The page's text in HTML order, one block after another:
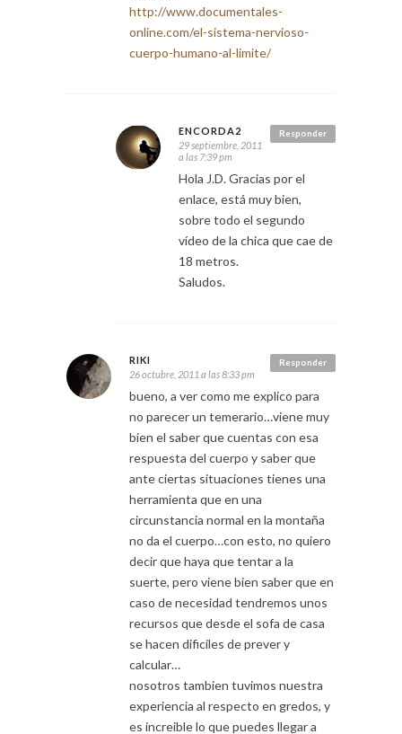
http://www.documentales-
online.com/el-sistema-nervioso-
cuerpo-humano-al-limite/
Responder
ENCORDA2
29 septiembre, 2011
a las 7:39 pm
Hola J.D. Gracias por el
enlace, está muy bien,
sobre todo el segundo
vídeo de la chica que cae de
18 metros.
Saludos.
Responder
RIKI
26 octubre, 2011 a las 8:33 pm
bueno, a ver como me explico para
no parecer un temerario…viene muy
bien el saber que cuentas con esa
respuesta del cuerpo y saber que
ante ciertas situaciones tienes una
herramienta que en una
circunstancia normal en la montaña
no da el cuerpo…con esto, no quiero
decir que haya que tentar a la
suerte, pero viene bien saber que en
caso de necesidad tendremos unos
recursos que desde el sofa de casa
se hacen dificiles de prever y
calcular…
nosotros tambien tuvimos nuestra
experiencia al respecto en gredos, y
es increible lo que puedes llegar a